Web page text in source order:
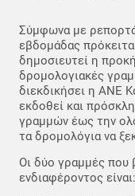
Σύμφωνα με
εβδομάδας
δημοσιευτεί η
δρομολογιακές
διεκδικήσει η ΑΝΕ
εκδοθεί και
γραμμών έως την
τα δρομολόγια να
Οι δύο γραμμές που
ενδιαφέροντος είναι: